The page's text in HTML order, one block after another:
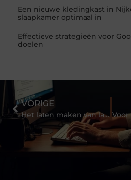
Een nieuwe kledingkast in
slaapkamer optimaal in
Effectieve strategieën voor
doelen
VORIGE
Het laten maken van landelijke keukens op maat